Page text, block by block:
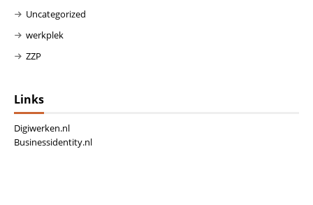
Uncategorized
werkplek
ZZP
Links
Digiwerken.nl
Businessidentity.nl